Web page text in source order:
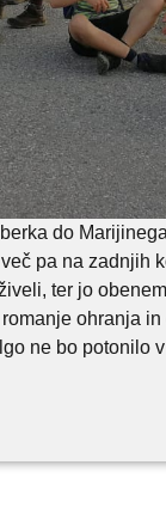
do
pa na zadnjih
ter jo
ohranja
ne bo potonilo